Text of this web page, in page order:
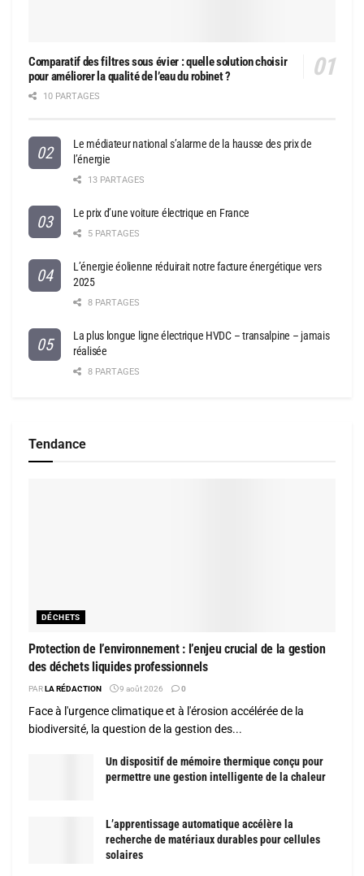
Comparatif des filtres sous évier : quelle solution choisir
pour améliorer la qualité de l’eau du robinet ?
10 PARTAGES
Le médiateur national s’alarme de la hausse des prix de
l’énergie
13 PARTAGES
Le prix d’une voiture électrique en France
5 PARTAGES
L’énergie éolienne réduirait notre facture énergétique vers
2025
8 PARTAGES
La plus longue ligne électrique HVDC – transalpine – jamais
réalisée
8 PARTAGES
Tendance
DÉCHETS
Protection de l’environnement : l’enjeu crucial de la gestion
des déchets liquides professionnels
PARLA RÉDACTION 9 août 2026 0
Face à l'urgence climatique et à l'érosion accélérée de la
biodiversité, la question de la gestion des...
Un dispositif de mémoire thermique conçu pour
permettre une gestion intelligente de la chaleur
L’apprentissage automatique accélère la
recherche de matériaux durables pour cellules
solaires